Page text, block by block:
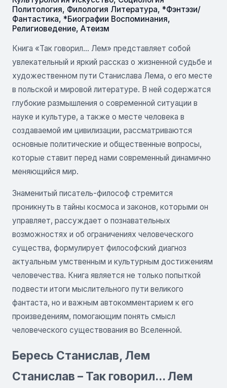
Политология, Филология Литература, *Фэнтэзи/
Фантастика, *Биографии Воспоминания,
Религиоведение, Атеизм
Книга «Так говорил... Лем» представляет собой
увлекательный и яркий рассказ о жизненной судьбе и
художественном пути Станислава Лема, о его месте
в польской и мировой литературе. В ней содержатся
глубокие размышления о современной ситуации в
науке и культуре, а также о месте человека в
создаваемой им цивилизации, рассматриваются
основные политические и общественные вопросы,
которые ставит перед нами современный динамично
меняющийся мир.
Знаменитый писатель-философ стремится
проникнуть в тайны космоса и законов, которыми он
управляет, рассуждает о познавательных
возможностях и об ограничениях человеческого
существа, формулирует философский диагноз
актуальным умственным и культурным достижениям
человечества. Книга является не только попыткой
подвести итоги мыслительного пути великого
фантаста, но и важным автокомментарием к его
произведениям, помогающим понять смысл
человеческого существования во Вселенной.
Бересь Станислав, Лем
Станислав – Так говорил... Лем